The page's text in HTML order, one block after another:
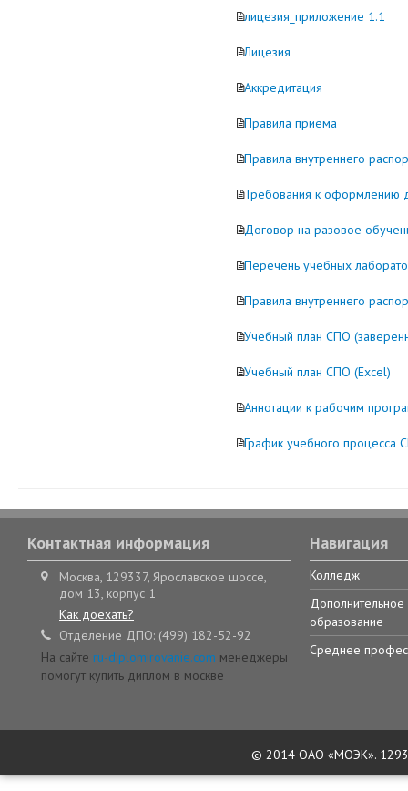
лицезия_приложение 1.1
Лицезия
Аккредитация
Правила приема
Правила внутреннего
Требования к оформлению
Договор на разовое
Перечень учебных
Правила внутреннего
Учебный план СПО
Учебный план СПО (Excel)
Аннотации к рабочим
График учебного процесса
Контактная информация
Москва, 129337, Ярославское шоссе,
дом 13, корпус 1
Как доехать?
Отделение ДПО: (499) 182-52-92
На сайте ru-diplomirovanie.com менеджеры
помогут купить диплом в москве
Навигация
Колледж
образование
Среднее
© 2014 ОАО «МОЭК».